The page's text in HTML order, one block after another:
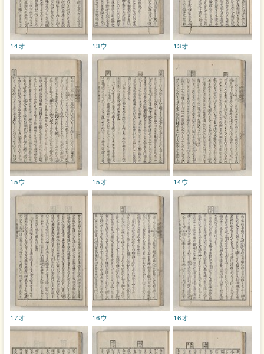
13オ
13ウ
14オ
14ウ
15オ
15ウ
16オ
16ウ
17オ